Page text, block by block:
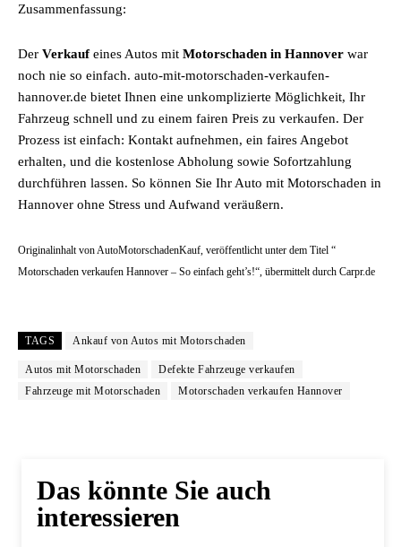
Zusammenfassung:
Der Verkaufeines Autos mit Motorschaden in Hannover war
noch nie so einfach. auto-mit-motorschaden-verkaufen-
hannover.de bietet Ihnen eine unkomplizierte Möglichkeit, Ihr
Fahrzeug schnell und zu einem fairen Preis zu verkaufen. Der
Prozess ist einfach: Kontakt aufnehmen, ein faires Angebot
erhalten, und die kostenlose Abholung sowie Sofortzahlung
durchführen lassen. So können Sie Ihr Auto mit Motorschaden in
Hannover ohne Stress und Aufwand veräußern.
Originalinhalt von AutoMotorschadenKauf, veröffentlicht unter dem Titel “
Motorschaden verkaufen Hannover – So einfach geht’s!“, übermittelt durch Carpr.de
TAGS Ankauf von Autos mit Motorschaden
Autos mit Motorschaden
Defekte Fahrzeuge verkaufen
Fahrzeuge mit Motorschaden
Motorschaden verkaufen Hannover
Das könnte Sie auch
interessieren